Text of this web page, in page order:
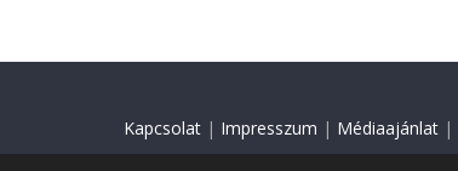
Kapcsolat | Impresszum | Médiaajánlat |